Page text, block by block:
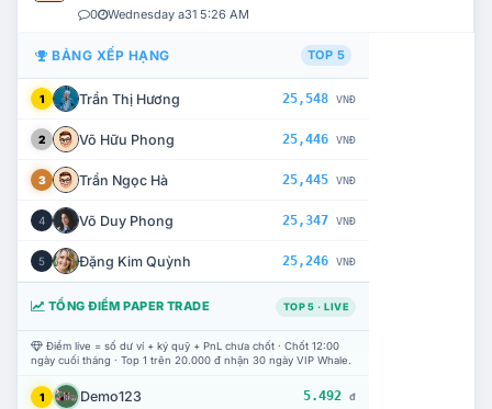
0 Wednesday a31 5:26 AM
BẢNG XẾP HẠNG TOP 5
1 Trần Thị Hương 25,548 VNĐ
2 Võ Hữu Phong 25,446 VNĐ
3 Trần Ngọc Hà 25,445 VNĐ
4 Võ Duy Phong 25,347 VNĐ
5 Đặng Kim Quỳnh 25,246 VNĐ
TỔNG ĐIỂM PAPER TRADE TOP 5 · LIVE
Điểm live = số dư ví + ký quỹ + PnL chưa chốt · Chốt 12:00
ngày cuối tháng · Top 1 trên 20.000 đ nhận 30 ngày VIP Whale.
1 Demo123 5.492 đ